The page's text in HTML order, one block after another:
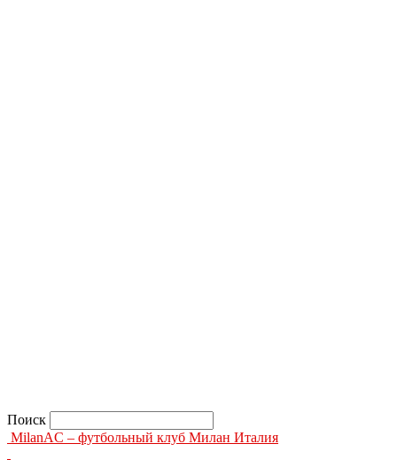
Поиск
MilanAC – футбольный клуб Милан Италия